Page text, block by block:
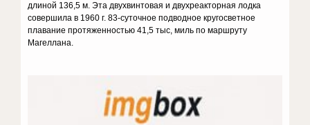
длиной 136,5 м. Эта двухвинтовая и двухреакторная лодка
совершила в 1960 г. 83-суточное подводное кругосветное
плавание протяженностью 41,5 тыс, миль по маршруту
Магеллана.